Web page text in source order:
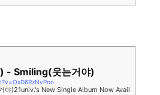
- Smiling(웃는거야)
야)21univ.'s New Single Album Now Avail